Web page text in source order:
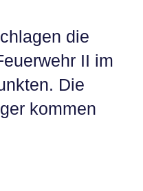
die
II im
Die
kommen